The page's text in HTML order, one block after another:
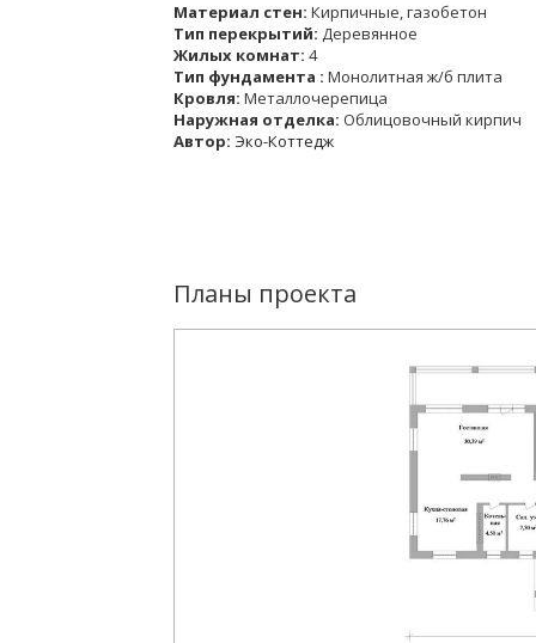
Материал стен: Кирпичные, газобетон
Тип перекрытий: Деревянное
Жилых комнат: 4
Тип фундамента : Монолитная ж/б плита
Кровля: Металлочерепица
Наружная отделка: Облицовочный кирпич
Автор: Эко-Коттедж
Планы проекта